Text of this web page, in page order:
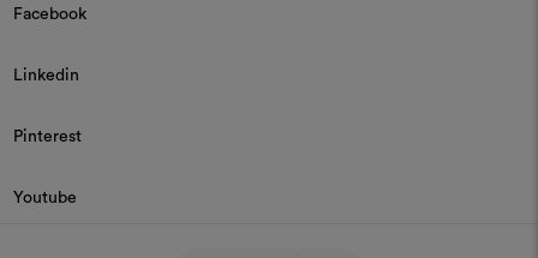
Facebook
Linkedin
Pinterest
Youtube